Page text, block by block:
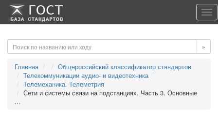
-->-->
»
Главная
Общероссийский классификатор стандартов
Телекоммуникации аудио- и видеотехника
Телемеханика. Телеметрия
Сети и системы связи на подстанциях. Часть 3. Основные
...